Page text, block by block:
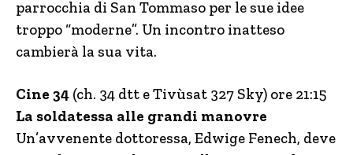
parrocchia di San Tommaso per le sue idee
troppo “moderne”. Un incontro inatteso
cambierà la sua vita.
Cine 34 (ch. 34 dtt e Tivùsat 327 Sky) ore 21:15
La soldatessa alle grandi manovre
Un’avvenente dottoressa, Edwige Fenech, deve